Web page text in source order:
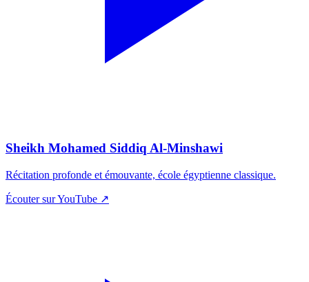
Sheikh Mohamed Siddiq Al-Minshawi
Récitation profonde et émouvante, école égyptienne classique.
Écouter sur YouTube ↗